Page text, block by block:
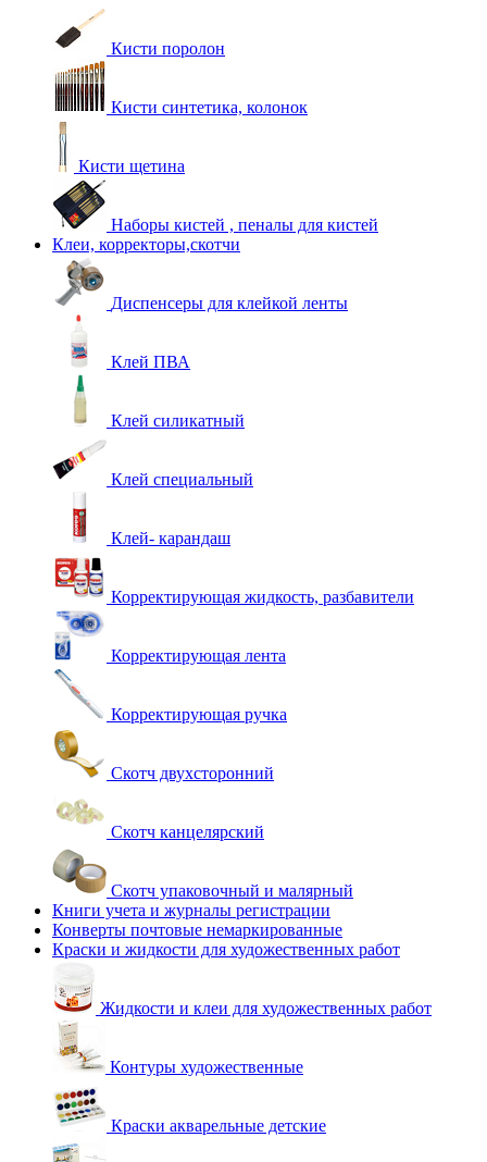
Кисти поролон
Кисти синтетика, колонок
Кисти щетина
Наборы кистей , пеналы для кистей
Клеи, корректоры,скотчи
Диспенсеры для клейкой ленты
Клей ПВА
Клей силикатный
Клей специальный
Клей- карандаш
Корректирующая жидкость, разбавители
Корректирующая лента
Корректирующая ручка
Скотч двухсторонний
Скотч канцелярский
Скотч упаковочный и малярный
Книги учета и журналы регистрации
Конверты почтовые немаркированные
Краски и жидкости для художественных работ
Жидкости и клеи для художественных работ
Контуры художественные
Краски акварельные детские